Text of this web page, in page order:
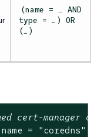
(name = … AND
type = …) OR
(…)
cert-manager
name = "coredns"